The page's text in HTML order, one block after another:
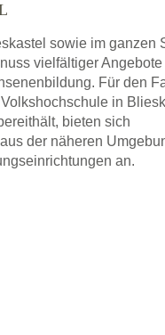
sowie im ganzen
vielfältiger
Für den
in
bieten sich
der näheren
an.